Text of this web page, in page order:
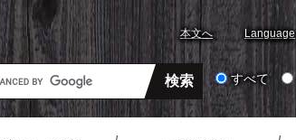
本文へ Language
すべて